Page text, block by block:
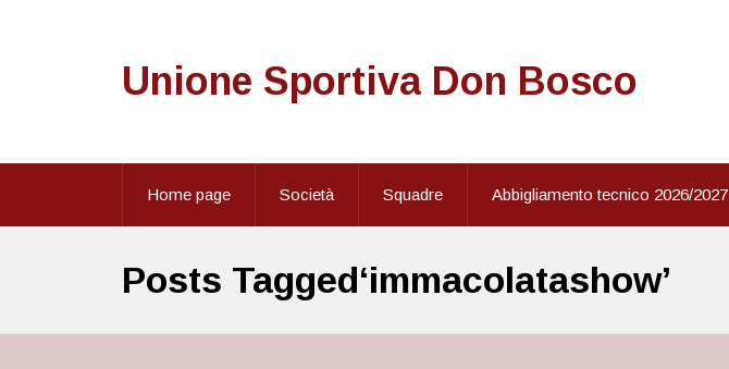
Unione Sportiva Don Bosco
Home page Società Squadre Abbigliamento tecnico 2026/2027
Posts Tagged‘immacolatashow’